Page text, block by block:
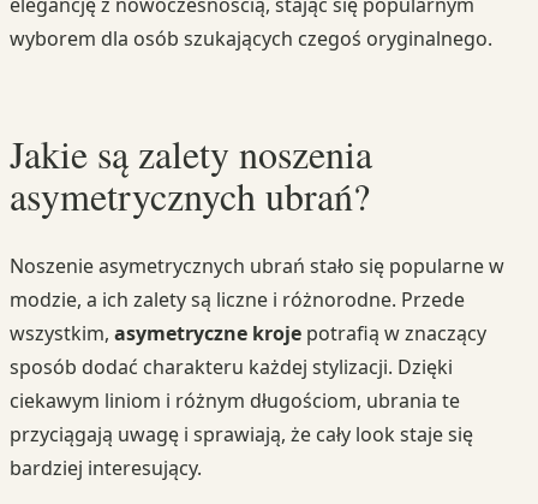
wyborem dla osób szukających czegoś oryginalnego.
Jakie są zalety noszenia
asymetrycznych ubrań?
Noszenie asymetrycznych ubrań stało się popularne w
modzie, a ich zalety są liczne i różnorodne. Przede
wszystkim, asymetryczne kroje potrafią w znaczący
sposób dodać charakteru każdej stylizacji. Dzięki
ciekawym liniom i różnym długościom, ubrania te
przyciągają uwagę i sprawiają, że cały look staje się
bardziej interesujący.